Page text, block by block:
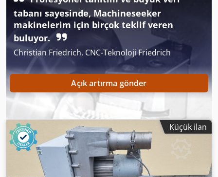
tabanı sayesinde, Machineseeker
makinelerim için birçok teklif veren
buluyor.
Christian Friedrich, CNC-Teknoloji Friedrich
Açık artırma gönder
Küçük ilan